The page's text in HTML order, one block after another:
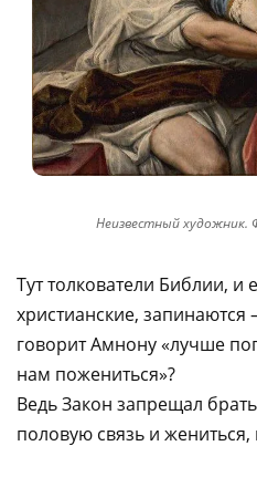
Неизвестный художник.
Тут толкователи Библии, и
христианские,
говорит Амнону «лучше
нам пожениться»?
Ведь Закон запрещал
половую связь и